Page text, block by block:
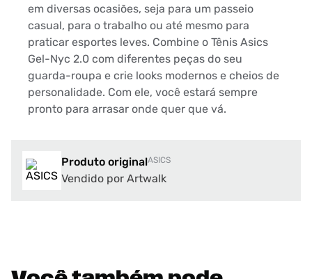
em diversas ocasiões, seja para um passeio
casual, para o trabalho ou até mesmo para
praticar esportes leves. Combine o Tênis Asics
Gel-Nyc 2.0 com diferentes peças do seu
guarda-roupa e crie looks modernos e cheios de
personalidade. Com ele, você estará sempre
pronto para arrasar onde quer que vá.
Produto originalASICS
Vendido por Artwalk